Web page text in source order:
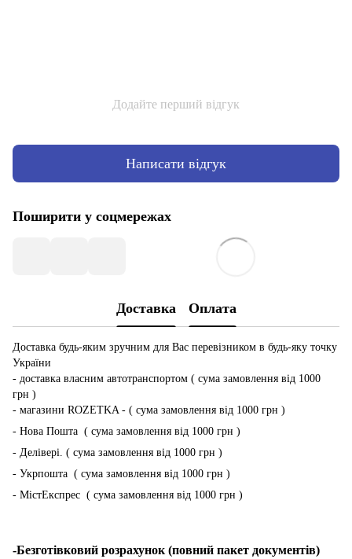
Додайте перший відгук
Написати відгук
Поширити у соцмережах
Доставка Оплата
Доставка будь-яким зручним для Вас перевізником в будь-яку точку
України
- доставка власним автотранспортом ( сума замовлення від 1000
грн )
- магазини ROZETKA - ( сума замовлення від 1000 грн )
- Нова Пошта ( сума замовлення від 1000 грн )
- Делівері. ( сума замовлення від 1000 грн )
- Укрпошта ( сума замовлення від 1000 грн )
- МістЕкспрес ( сума замовлення від 1000 грн )
-Безготівковий розрахунок (повний пакет документів)